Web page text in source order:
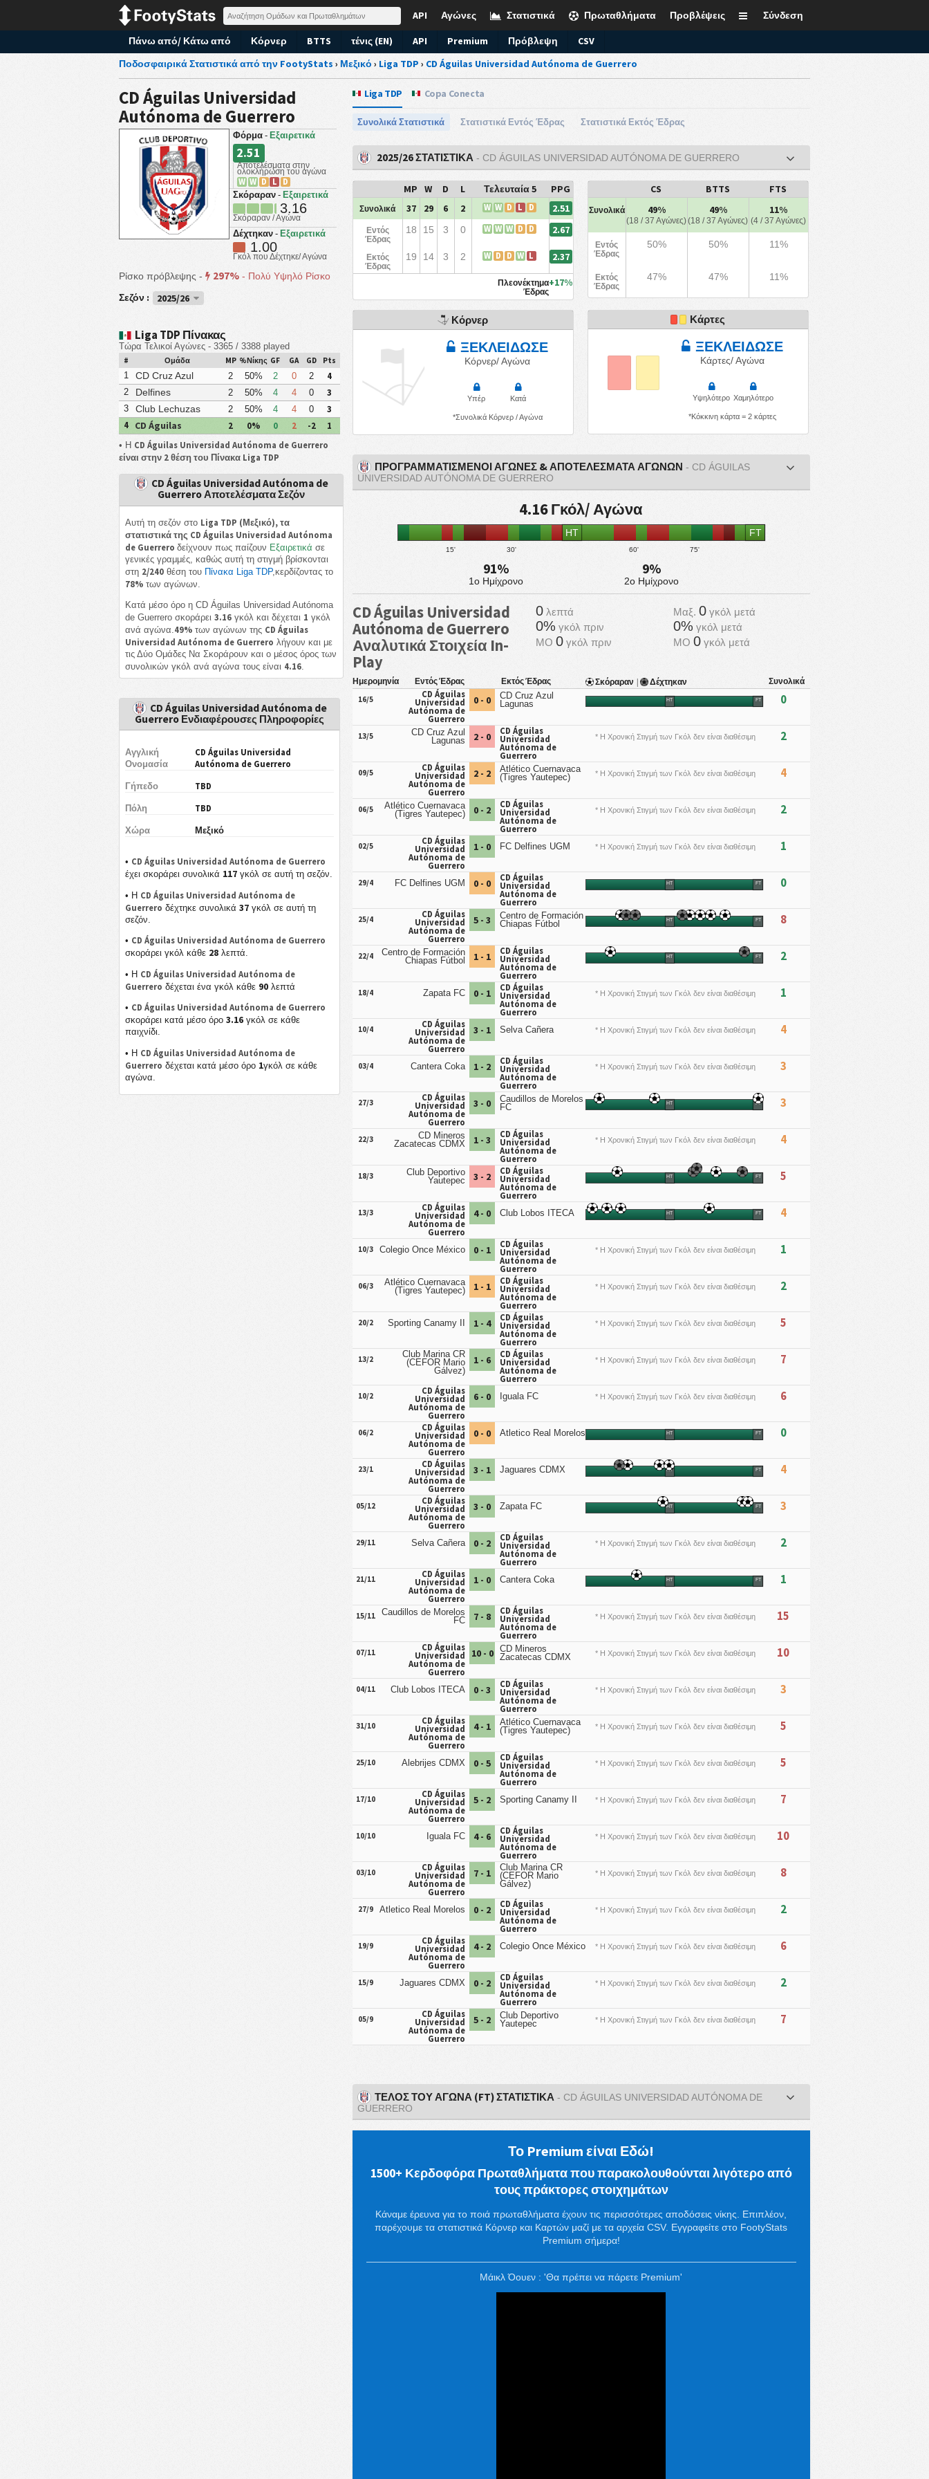
Σύνδεση
Προβλέψεις
Πρωταθλήματα
Στατιστικά
Αγώνες
API
Πάνω από/ Κάτω από Κόρνερ BTTS τένις (EN) API Premium Πρόβλεψη
CSV
Ποδοσφαιρικά Στατιστικά από την FootyStats › Μεξικό › Liga TDP › CD Águilas Universidad Autónoma de Guerrero
CD Águilas Universidad
Autónoma de Guerrero
Φόρμα - Εξαιρετικά
2.51
Αποτελέσματα στην
ολοκλήρωση του αγώνα
W W D L
D
Σκόραραν - Εξαιρετικά
3.16
Σκόραραν / Αγώνα
Δέχτηκαν - Εξαιρετικά
1.00
Γκόλ που Δέχτηκε/ Αγώνα
Ρίσκο πρόβλεψης - 297% - Πολύ Υψηλό Ρίσκο
Σεζόν : 2025/26
Liga TDP Πίνακας
Τώρα Τελικοί Αγώνες - 3365 / 3388 played
#
Ομάδα MP %Νίκης GF GA GD
Pts
1
CD Cruz Azul
Lagunas
2 50% 2 0 2 4
2
Delfines
Coatzacoalcos
2 50% 4 4 0 3
3
Club Lechuzas
UPGCH
2 50% 4 4 0
3
4
CD Águilas
Universidad
Autónoma de
Guerrero
2 0% 0 2 -2 1
• Η CD Águilas Universidad Autónoma de Guerrero
είναι στην 2 θέση του Πίνακα Liga TDP
CD Águilas Universidad Autónoma de
Guerrero Αποτελέσματα Σεζόν
Αυτή τη σεζόν στο Liga TDP (Μεξικό), τα
στατιστικά της CD Águilas Universidad Autónoma
de Guerrero δείχνουν πως παίζουν Εξαιρετικά σε
γενικές γραμμές, καθώς αυτή τη στιγμή βρίσκονται
στη 2/240θέση του Πίνακα Liga TDP,κερδίζοντας το
78%των αγώνων.
Κατά μέσο όρο η CD Águilas Universidad Autónoma
de Guerrero σκοράρει 3.16γκόλ και δέχεται 1 γκόλ
ανά αγώνα. 49%των αγώνων της CD Águilas
Universidad Autónoma de Guerrero λήγουν και με
τις Δύο Ομάδες Να Σκοράρουν και ο μέσος όρος των
συνολικών γκόλ ανά αγώνα τους είναι 4.16.
CD Águilas Universidad Autónoma de
Guerrero Ενδιαφέρουσες Πληροφορίες
Αγγλική
Ονομασία
CD Águilas Universidad
Autónoma de Guerrero
Γήπεδο TBD
Πόλη TBD
Χώρα Μεξικό
• CD Águilas Universidad Autónoma de Guerrero
έχει σκοράρει συνολικά 117 γκόλ σε αυτή τη σεζόν.
• Η CD Águilas Universidad Autónoma de
Guerrero δέχτηκε συνολικά37 γκόλ σε αυτή τη
σεζόν.
• CD Águilas Universidad Autónoma de Guerrero
σκοράρει γκόλ κάθε 28 λεπτά.
• Η CD Águilas Universidad Autónoma de
Guerrero δέχεται ένα γκόλ κάθε 90 λεπτά
• CD Águilas Universidad Autónoma de Guerrero
σκοράρει κατά μέσο όρο3.16 γκόλ σε κάθε
παιχνίδι.
• Η CD Águilas Universidad Autónoma de
Guerrero δέχεται κατά μέσο όρο 1γκόλ σε κάθε
αγώνα.
Liga TDP Copa Conecta
Συνολικά Στατιστικά Στατιστικά Εντός Έδρας Στατιστικά Εκτός Έδρας
2025/26 ΣΤΑΤΙΣΤΙΚΑ - CD ÁGUILAS UNIVERSIDAD AUTÓNOMA DE GUERRERO
MP W D L Τελευταία 5 PPG
Συνολικά 37 29 6 2 W W D L D 2.51
Εντός
Έδρας
18 15 3 0 W W W D D 2.67
Εκτός
Έδρας
19 14 3 2 W D D W L 2.37
Πλεονέκτημα
Έδρας
+17%
CS BTTS FTS
Συνολικά 49%
(18 / 37 Αγώνες)
49%
(18 / 37 Αγώνες)
11%
(4 / 37 Αγώνες)
Εντός
Έδρας
50% 50% 11%
Εκτός
Έδρας
47% 47% 11%
Κόρνερ
ΞΕΚΛΕΙΔΩΣΕ
Κόρνερ/ Αγώνα
Υπέρ Κατά
*Συνολικά Κόρνερ / Αγώνα
Κάρτες
ΞΕΚΛΕΙΔΩΣΕ
Κάρτες/ Αγώνα
Υψηλότερο Χαμηλότερο
*Κόκκινη κάρτα = 2 κάρτες
ΠΡΟΓΡΑΜΜΑΤΙΣΜΕΝΟΙ ΑΓΩΝΕΣ & ΑΠΟΤΕΛΕΣΜΑΤΑ ΑΓΩΝΩΝ - CD ÁGUILAS
UNIVERSIDAD AUTÓNOMA DE GUERRERO
4.16 Γκόλ/ Αγώνα
15' 30'
HT
60' 75'
FT
91%
1ο Ημίχρονο
9%
2ο Ημίχρονο
CD Águilas Universidad
Autónoma de Guerrero
Αναλυτικά Στοιχεία In-
Play
0λεπτά Μαξ. 0γκόλ μετά
0% γκόλ πριν 0% γκόλ μετά
ΜΟ 0γκόλ πριν ΜΟ 0γκόλ μετά
Ημερομηνία Εντός Έδρας Εκτός Έδρας Σκόραραν | Δέχτηκαν Συνολικά
16/5
CD Águilas
Universidad
Autónoma de
Guerrero
0 - 0
CD Cruz Azul
Lagunas
HT FT 0
13/5
CD Cruz Azul
Lagunas
2 - 0
CD Águilas
Universidad
Autónoma de
Guerrero
* Η Χρονική Στιγμή των Γκόλ δεν είναι διαθέσιμη 2
09/5
CD Águilas
Universidad
Autónoma de
Guerrero
2 - 2
Atlético Cuernavaca
(Tigres Yautepec)
* Η Χρονική Στιγμή των Γκόλ δεν είναι διαθέσιμη 4
06/5
Atlético Cuernavaca
(Tigres Yautepec)
0 - 2
CD Águilas
Universidad
Autónoma de
Guerrero
* Η Χρονική Στιγμή των Γκόλ δεν είναι διαθέσιμη 2
02/5
CD Águilas
Universidad
Autónoma de
Guerrero
1 - 0 FC Delfines UGM * Η Χρονική Στιγμή των Γκόλ δεν είναι διαθέσιμη 1
29/4 FC Delfines UGM 0 - 0
CD Águilas
Universidad
Autónoma de
Guerrero
HT FT 0
25/4
CD Águilas
Universidad
Autónoma de
Guerrero
5 - 3
Centro de Formación
Chiapas Fútbol
HT FT 8
22/4
Centro de Formación
Chiapas Fútbol
1 - 1
CD Águilas
Universidad
Autónoma de
Guerrero
HT FT 2
18/4 Zapata FC 0 - 1
CD Águilas
Universidad
Autónoma de
Guerrero
* Η Χρονική Στιγμή των Γκόλ δεν είναι διαθέσιμη 1
10/4
CD Águilas
Universidad
Autónoma de
Guerrero
3 - 1 Selva Cañera * Η Χρονική Στιγμή των Γκόλ δεν είναι διαθέσιμη 4
03/4 Cantera Coka 1 - 2
CD Águilas
Universidad
Autónoma de
Guerrero
* Η Χρονική Στιγμή των Γκόλ δεν είναι διαθέσιμη 3
27/3
CD Águilas
Universidad
Autónoma de
Guerrero
3 - 0
Caudillos de Morelos
FC
HT FT 3
22/3
CD Mineros
Zacatecas CDMX
1 - 3
CD Águilas
Universidad
Autónoma de
Guerrero
* Η Χρονική Στιγμή των Γκόλ δεν είναι διαθέσιμη 4
18/3
Club Deportivo
Yautepec
3 - 2
CD Águilas
Universidad
Autónoma de
Guerrero
HT FT 5
13/3
CD Águilas
Universidad
Autónoma de
Guerrero
4 - 0 Club Lobos ITECA HT FT 4
10/3 Colegio Once México 0 - 1
CD Águilas
Universidad
Autónoma de
Guerrero
* Η Χρονική Στιγμή των Γκόλ δεν είναι διαθέσιμη 1
06/3
Atlético Cuernavaca
(Tigres Yautepec)
1 - 1
CD Águilas
Universidad
Autónoma de
Guerrero
* Η Χρονική Στιγμή των Γκόλ δεν είναι διαθέσιμη 2
20/2 Sporting Canamy II 1 - 4
CD Águilas
Universidad
Autónoma de
Guerrero
* Η Χρονική Στιγμή των Γκόλ δεν είναι διαθέσιμη 5
13/2
Club Marina CR
(CEFOR Mario
Gálvez)
1 - 6
CD Águilas
Universidad
Autónoma de
Guerrero
* Η Χρονική Στιγμή των Γκόλ δεν είναι διαθέσιμη 7
10/2
CD Águilas
Universidad
Autónoma de
Guerrero
6 - 0 Iguala FC * Η Χρονική Στιγμή των Γκόλ δεν είναι διαθέσιμη 6
06/2
CD Águilas
Universidad
Autónoma de
Guerrero
0 - 0 Atletico Real Morelos HT FT 0
23/1
CD Águilas
Universidad
Autónoma de
Guerrero
3 - 1 Jaguares CDMX HT FT 4
05/12
CD Águilas
Universidad
Autónoma de
Guerrero
3 - 0 Zapata FC HT FT 3
29/11 Selva Cañera 0 - 2
CD Águilas
Universidad
Autónoma de
Guerrero
* Η Χρονική Στιγμή των Γκόλ δεν είναι διαθέσιμη 2
21/11
CD Águilas
Universidad
Autónoma de
Guerrero
1 - 0 Cantera Coka HT FT 1
15/11
Caudillos de Morelos
FC
7 - 8
CD Águilas
Universidad
Autónoma de
Guerrero
* Η Χρονική Στιγμή των Γκόλ δεν είναι διαθέσιμη 15
07/11
CD Águilas
Universidad
Autónoma de
Guerrero
10 - 0
CD Mineros
Zacatecas CDMX
* Η Χρονική Στιγμή των Γκόλ δεν είναι διαθέσιμη 10
04/11 Club Lobos ITECA 0 - 3
CD Águilas
Universidad
Autónoma de
Guerrero
* Η Χρονική Στιγμή των Γκόλ δεν είναι διαθέσιμη 3
31/10
CD Águilas
Universidad
Autónoma de
Guerrero
4 - 1
Atlético Cuernavaca
(Tigres Yautepec)
* Η Χρονική Στιγμή των Γκόλ δεν είναι διαθέσιμη 5
25/10 Alebrijes CDMX 0 - 5
CD Águilas
Universidad
Autónoma de
Guerrero
* Η Χρονική Στιγμή των Γκόλ δεν είναι διαθέσιμη 5
17/10
CD Águilas
Universidad
Autónoma de
Guerrero
5 - 2 Sporting Canamy II * Η Χρονική Στιγμή των Γκόλ δεν είναι διαθέσιμη 7
10/10 Iguala FC 4 - 6
CD Águilas
Universidad
Autónoma de
Guerrero
* Η Χρονική Στιγμή των Γκόλ δεν είναι διαθέσιμη 10
03/10
CD Águilas
Universidad
Autónoma de
Guerrero
7 - 1
Club Marina CR
(CEFOR Mario
Gálvez)
* Η Χρονική Στιγμή των Γκόλ δεν είναι διαθέσιμη 8
27/9 Atletico Real Morelos 0 - 2
CD Águilas
Universidad
Autónoma de
Guerrero
* Η Χρονική Στιγμή των Γκόλ δεν είναι διαθέσιμη 2
19/9
CD Águilas
Universidad
Autónoma de
Guerrero
4 - 2 Colegio Once México * Η Χρονική Στιγμή των Γκόλ δεν είναι διαθέσιμη 6
15/9 Jaguares CDMX 0 - 2
CD Águilas
Universidad
Autónoma de
Guerrero
* Η Χρονική Στιγμή των Γκόλ δεν είναι διαθέσιμη 2
05/9
CD Águilas
Universidad
Autónoma de
Guerrero
5 - 2
Club Deportivo
Yautepec
* Η Χρονική Στιγμή των Γκόλ δεν είναι διαθέσιμη 7
ΤΈΛΟΣ ΤΟΥ ΑΓΏΝΑ (FT) ΣΤΑΤΙΣΤΙΚΆ - CD ÁGUILAS UNIVERSIDAD AUTÓNOMA DE
GUERRERO
Το Premium είναι Εδώ!
1500+ Κερδοφόρα Πρωταθλήματα που παρακολουθούνται λιγότερο από
τους πράκτορες στοιχημάτων
Κάναμε έρευνα για το ποιά πρωταθλήματα έχουν τις περισσότερες αποδόσεις νίκης. Επιπλέον,
παρέχουμε τα στατιστικά Κόρνερ και Καρτών μαζί με τα αρχεία CSV. Εγγραφείτε στο FootyStats
Premium σήμερα!
Μάικλ Όουεν : 'Θα πρέπει να πάρετε Premium'